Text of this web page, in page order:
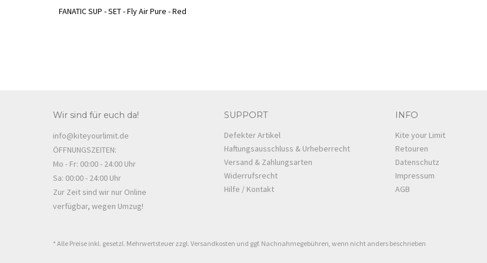
FANATIC SUP - SET - Fly Air Pure - Red
Wir sind für euch da!
info@kiteyourlimit.de
ÖFFNUNGSZEITEN:
Mo - Fr: 00:00 - 24:00 Uhr
Sa: 00:00 - 24:00 Uhr
Zur Zeit sind wir nur Online
verfügbar, wegen Umzug!
SUPPORT
Defekter Artikel
Haftungsausschluss & Urheberrecht
Versand & Zahlungsarten
Widerrufsrecht
Hilfe / Kontakt
INFO
Kite your Limit
Retouren
Datenschutz
Impressum
AGB
* Alle Preise inkl. gesetzl. Mehrwertsteuer zzgl. Versandkosten und ggf. Nachnahmegebühren, wenn nicht anders beschrieben